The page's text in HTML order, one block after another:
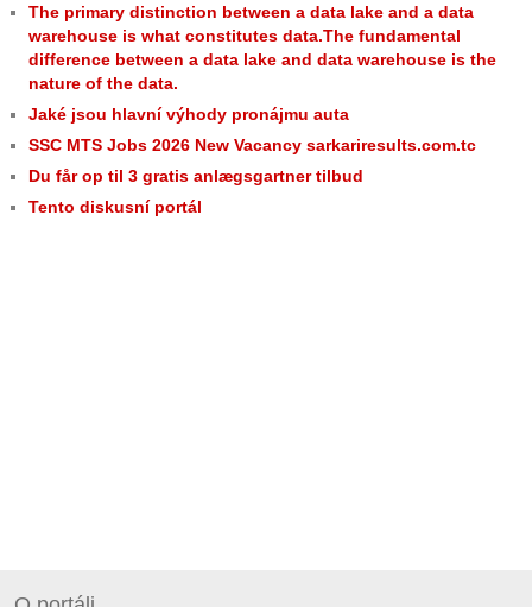
The primary distinction between a data lake and a data
warehouse is what constitutes data.The fundamental
difference between a data lake and data warehouse is the
nature of the data.
Jaké jsou hlavní výhody pronájmu auta
SSC MTS Jobs 2026 New Vacancy sarkariresults.com.tc
Du får op til 3 gratis anlægsgartner tilbud
Tento diskusní portál